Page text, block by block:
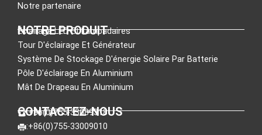
Notre partenaire
NOTRE PRODUIT
Éclairage LED Et Lampadaires
Tour D'éclairage Et Générateur
Système De Stockage D'énergie Solaire Par Batterie
Pôle D'éclairage En Aluminium
Mât De Drapeau En Aluminium
CONTACTEZ-NOUS
:+86(0)755-33089318
:+86(0)755-33009010